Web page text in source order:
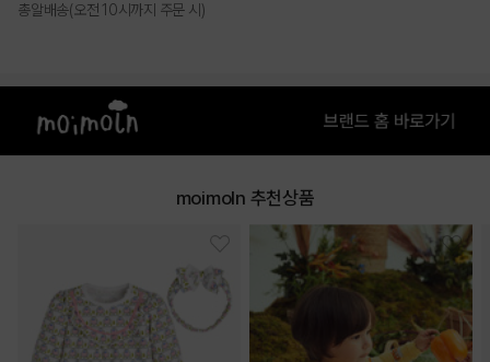
총알배송(오전 10시까지 주문 시)
moimoln 추천상품